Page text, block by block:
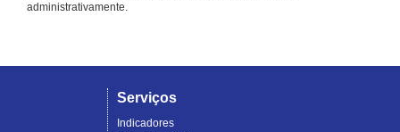
administrativamente.
Serviços
Indicadores